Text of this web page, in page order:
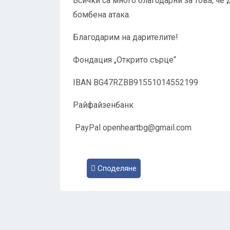
бомбена атака.
Благодарим на дарителите!
Фондация „Открито сърце“
IBAN BG47RZBB91551014552199
Райфайзенбанк
PayPal openheartbg@gmail.com
Споделяне